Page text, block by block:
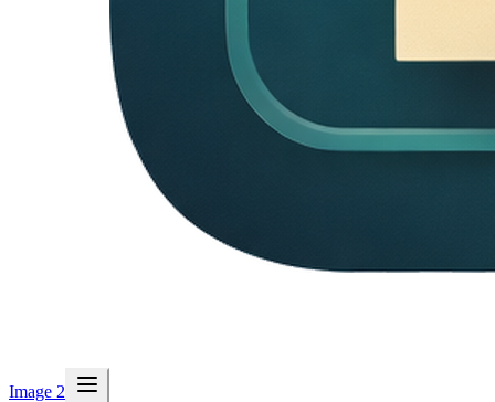
Image 2